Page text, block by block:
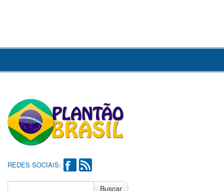
REDES SOCIAIS:
Buscar